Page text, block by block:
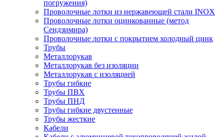
погружения)
Проволочные лотки из нержавеющей стали INOX
Проволочные лотки оцинкованные (метод
Сендзимира)
Проволочные лотки с покрытием холодный цинк
Трубы
Металлорукав
Металлорукав без изоляции
Металлорукав с изоляцией
Трубы гибкие
Трубы ПВХ
Трубы ПНД
Трубы гибкие двустенные
Трубы жесткие
Кабели